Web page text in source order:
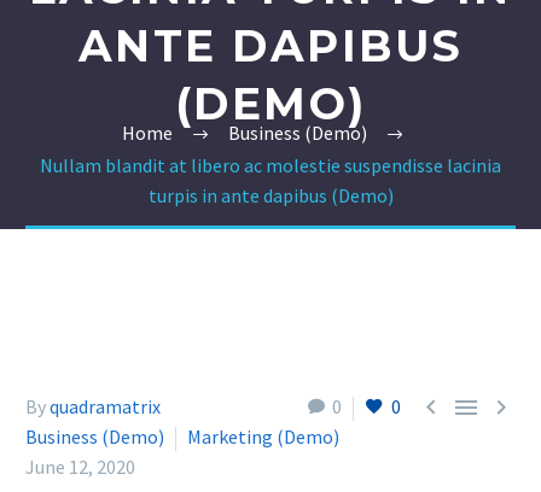
ANTE DAPIBUS
(DEMO)
Home
Business (Demo)
Nullam blandit at libero ac molestie suspendisse lacinia
turpis in ante dapibus (Demo)
0 0   
Byquadramatrix
Business (Demo)
Marketing (Demo)
June 12, 2020